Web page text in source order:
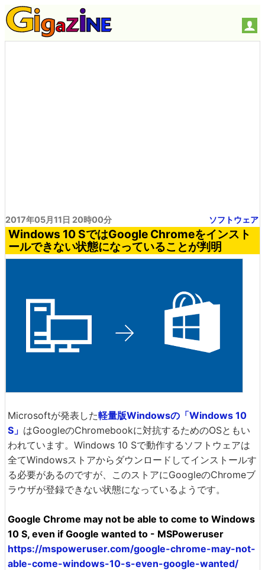
2017年05月11日 20時00分 ソフトウェア
Windows 10 SではGoogle Chromeをインスト
ールできない状態になっていることが判明
Microsoftが発表した軽量版Windowsの「Windows 10
S」 はGoogleのChromebookに対抗するためのOSともい
われています。Windows 10 Sで動作するソフトウェアは
全てWindowsストアからダウンロードしてインストールす
る必要があるのですが、このストアにGoogleのChromeブ
ラウザが登録できない状態になっているようです。
Google Chrome may not be able to come to Windows
10 S, even if Google wanted to - MSPoweruser
https://mspoweruser.com/google-chrome-may-not-
able-come-windows-10-s-even-google-wanted/